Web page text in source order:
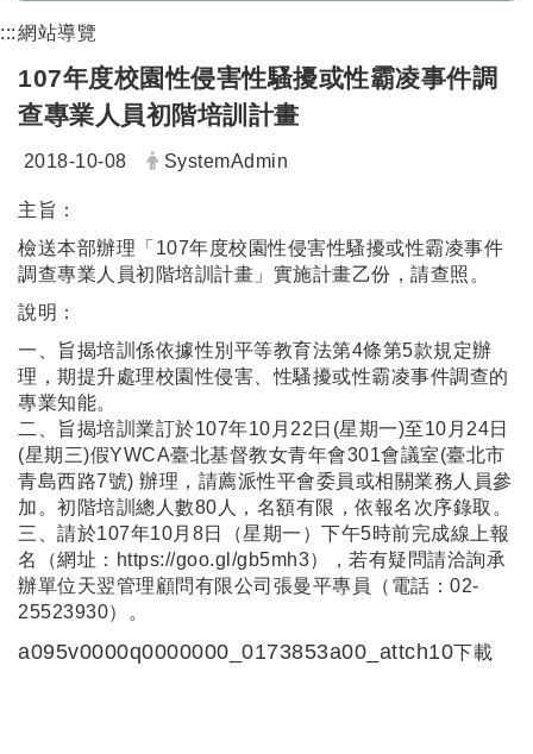
:::網站導覽
107年度校園性侵害性騷擾或性霸凌事件調
查專業人員初階培訓計畫
日期：
2018-10-08 發布者：
SystemAdmin
主旨：
檢送本部辦理「107年度校園性侵害性騷擾或性霸凌事件
調查專業人員初階培訓計畫」實施計畫乙份，請查照。
說明：
一、旨揭培訓係依據性別平等教育法第4條第5款規定辦
理，期提升處理校園性侵害、性騷擾或性霸凌事件調查的
專業知能。
二、旨揭培訓業訂於107年10月22日(星期一)至10月24日
(星期三)假YWCA臺北基督教女青年會301會議室(臺北市
青島西路7號) 辦理，請薦派性平會委員或相關業務人員參
加。初階培訓總人數80人，名額有限，依報名次序錄取。
三、請於107年10月8日（星期一）下午5時前完成線上報
名（網址： https://goo.gl/gb5mh3），若有疑問請洽詢承
辦單位天翌管理顧問有限公司張曼平專員（電話：02-
25523930）。
a095v0000q0000000_0173853a00_attch10下載